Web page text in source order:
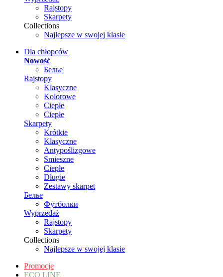
Rajstopy
Skarpety
Collections
Najlepsze w swojej klasie
Dla chłopców
Nowość
Белье
Rajstopy
Klasyczne
Kolorowe
Ciepłe
Ciepłe
Skarpety
Krótkie
Klasyczne
Antypoślizgowe
Smieszne
Ciepłe
Długie
Zestawy skarpet
Белье
Футболки
Wyprzedaż
Rajstopy
Skarpety
Collections
Najlepsze w swojej klasie
Promocje
ECO LINE